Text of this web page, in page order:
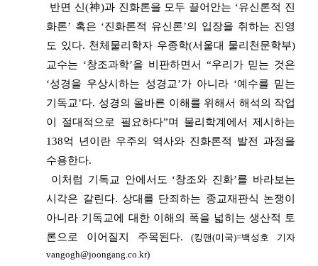
반면 신(神)과 진화론을 모두 끌어안는 ‘유신론적 진
화론’ 혹은 ‘진화론적 유신론’의 입장을 취하는 진영
도 있다. 천체물리학자 우종학(서울대 물리천문학부)
교수는 ‘창조과학’을 비판하면서 “우리가 믿는 것은
‘성경을 우상시하는 성경교’가 아니라 ‘예수를 믿는
기독교’다. 성경의 올바른 이해를 위해서 해석의 작업
이 절대적으로 필요하다”며 물리학계에서 제시하는
138억 년이란 우주의 역사와 진화론적 발전 과정을
수용한다.
이처럼 기독교 안에서도 ‘창조와 진화’를 바라보는
시각은 갈린다. 상대를 단죄하는 종교재판식 논쟁이
아니라 기독교에 대한 이해의 폭을 넓히는 생산적 토
론으로 이어질지 주목된다.(킹맨(미국)=백성호 기자
vangogh@joongang.co.kr)